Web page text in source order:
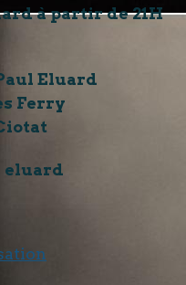
à partir de 21H
Eluard
Ferry